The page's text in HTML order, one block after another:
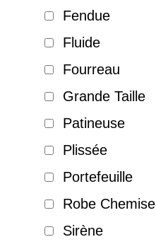
Fendue
Fluide
Fourreau
Grande Taille
Patineuse
Plissée
Portefeuille
Robe Chemise
Sirène